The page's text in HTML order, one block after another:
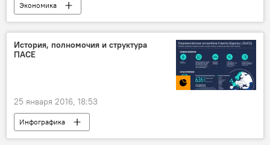
Экономика
История, полномочия и структура
ПАСЕ
25 января 2016, 18:53
Инфографика